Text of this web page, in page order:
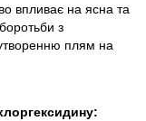
впливає на ясна та
з
плям на